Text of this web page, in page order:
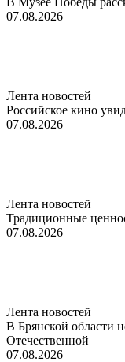
07.08.2026
Лента новостей
Российское кино
07.08.2026
Лента новостей
Традиционные
07.08.2026
Лента новостей
В Брянской области
Отечественной
07.08.2026